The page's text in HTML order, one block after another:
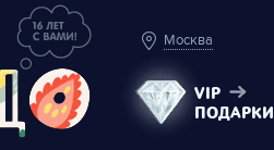
Москва
VIP
ПОДАРКИ